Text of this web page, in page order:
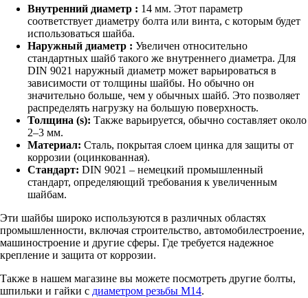
Внутренний диаметр : 14 мм. Этот параметр
соответствует диаметру болта или винта, с которым будет
использоваться шайба.
Наружный диаметр : Увеличен относительно
стандартных шайб такого же внутреннего диаметра. Для
DIN 9021 наружный диаметр может варьироваться в
зависимости от толщины шайбы. Но обычно он
значительно больше, чем у обычных шайб. Это позволяет
распределять нагрузку на большую поверхность.
Толщина (s): Также варьируется, обычно составляет около
2–3 мм.
Материал: Сталь, покрытая слоем цинка для защиты от
коррозии (оцинкованная).
Стандарт: DIN 9021 – немецкий промышленный
стандарт, определяющий требования к увеличенным
шайбам.
Эти шайбы широко используются в различных областях
промышленности, включая строительство, автомобилестроение,
машиностроение и другие сферы. Где требуется надежное
крепление и защита от коррозии.
Также в нашем магазине вы можете посмотреть другие болты,
шпильки и гайки с диаметром резьбы М14.